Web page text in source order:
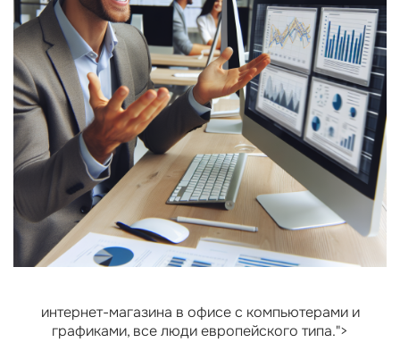
интернет-магазина в офисе с компьютерами и
графиками, все люди европейского типа.">